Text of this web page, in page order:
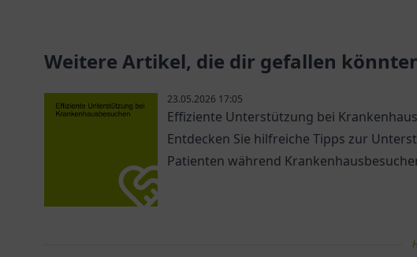
Weitere Artikel, die dir gefallen
23.05.2026 17:05
Effiziente Unterstützung bei
Entdecken Sie hilfreiche Tipps zur
Patienten während